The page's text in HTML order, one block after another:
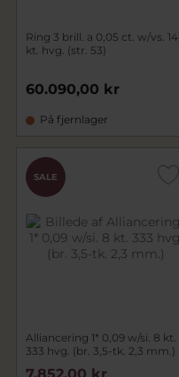
Ring 3 brill. a 0,05 ct. w/vs. 14
kt. hvg. (str. 53)
60.090,00 kr
På fjernlager
SALE
Alliancering 1* 0,09 w/si. 8 kt.
333 hvg. (br. 3,5-tk. 2,3 mm.)